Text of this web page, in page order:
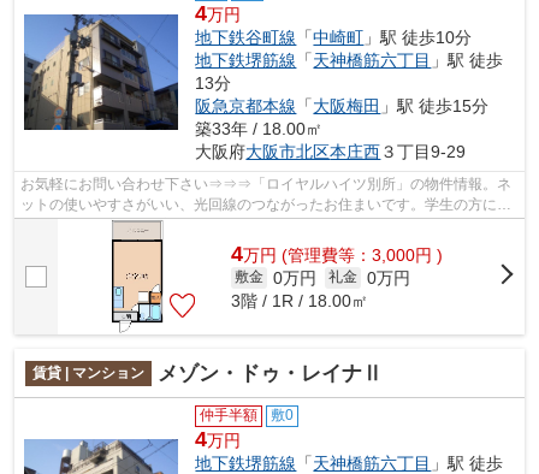
4万円
地下鉄谷町線 「中崎町 」駅 徒歩10分
地下鉄堺筋線 「天神橋筋六丁目 」駅 徒歩
13分
阪急京都本線 「大阪梅田 」駅 徒歩15分
築33年 / 18.00㎡
大阪府大阪市北区本庄西３丁目9-29
お気軽にお問い合わせ下さい⇒⇒⇒「ロイヤルハイツ別所」の物件情報。ネ
ットの使いやすさがいい、光回線のつながったお住まいです。学生の方にも
お勧めの、月4万円の家賃が魅力的な物件...
4万円 (管理費等：3,000円 )
敷金 0万円 礼金 0万円
3階 / 1R / 18.00㎡
賃貸 | マンション メゾン・ドゥ・レイナⅡ
仲手半額 敷0
4万円
地下鉄堺筋線 「天神橋筋六丁目 」駅 徒歩